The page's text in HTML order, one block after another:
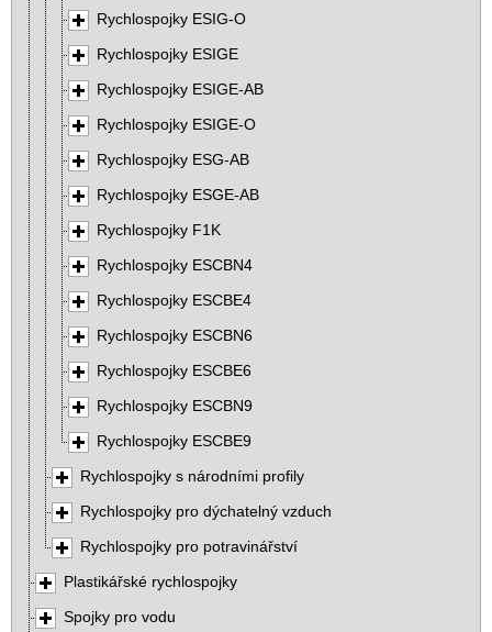
Rychlospojky ESIG-O
Rychlospojky ESIGE
Rychlospojky ESIGE-AB
Rychlospojky ESIGE-O
Rychlospojky ESG-AB
Rychlospojky ESGE-AB
Rychlospojky F1K
Rychlospojky ESCBN4
Rychlospojky ESCBE4
Rychlospojky ESCBN6
Rychlospojky ESCBE6
Rychlospojky ESCBN9
Rychlospojky ESCBE9
Rychlospojky s národními profily
Rychlospojky pro dýchatelný vzduch
Rychlospojky pro potravinářství
Plastikářské rychlospojky
Spojky pro vodu